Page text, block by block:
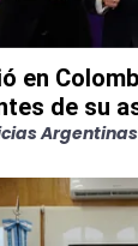
en
de su
Argentinas